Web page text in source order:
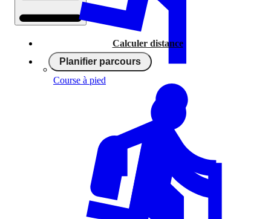
Calculer distance
Planifier parcours
Course à pied